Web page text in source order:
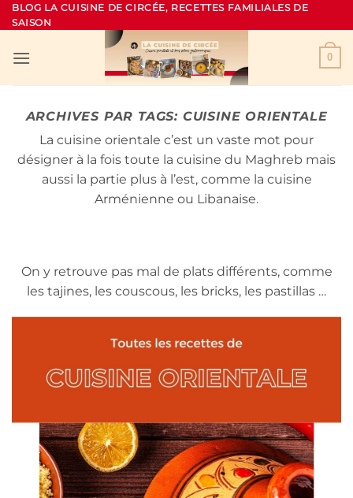
Passer
au
BLOG LA CUISINE DE CIRCÉE, RECETTES FAMILIALES DE
SAISON
0
ARCHIVES PAR TAGS: CUISINE ORIENTALE
La cuisine orientale c’est un vaste mot pour
désigner à la fois toute la cuisine du Maghreb mais
aussi la partie plus à l’est, comme la cuisine
Arménienne ou Libanaise.
On y retrouve pas mal de plats différents, comme
les tajines, les couscous, les bricks, les pastillas …